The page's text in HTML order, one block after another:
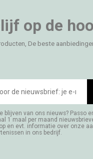
op de
De beste
blijven van ons nieuws? Passo
1 maal per maand
en evt. informatie over onze
in ons bedrijf.